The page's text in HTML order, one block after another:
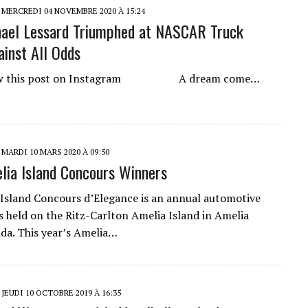
MERCREDI 04 NOVEMBRE 2020 À 15:24
Lessard Triumphed at NASCAR Truck
All Odds
post on Instagram A dream come…
MARDI 10 MARS 2020 À 09:50
Island Concours Winners
Concours d’Elegance is an annual automotive
held on the Ritz-Carlton Amelia Island in Amelia
This year’s Amelia…
JEUDI 10 OCTOBRE 2019 À 16:35